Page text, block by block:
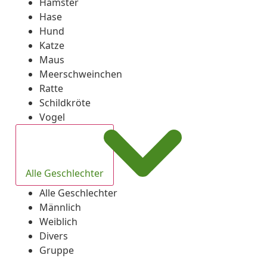
Hase
Hund
Katze
Maus
Meerschweinchen
Ratte
Schildkröte
Vogel
Alle Geschlechter
Alle Geschlechter
Männlich
Weiblich
Divers
Gruppe